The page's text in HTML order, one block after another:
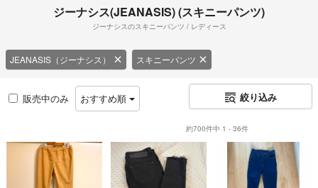
ジーナシス(JEANASIS) (スキニーパンツ)
ジーナシスのスキニーパンツ / レディース
JEANASIS（ジーナシス） スキニーパンツ
販売中のみ おすすめ順 絞り込み
約700件中 1 - 36件